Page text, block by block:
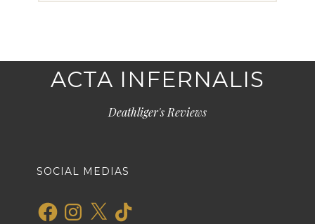
ACTA INFERNALIS
Deathliger's Reviews
SOCIAL MEDIAS
FacebookInstagram
X TikTok